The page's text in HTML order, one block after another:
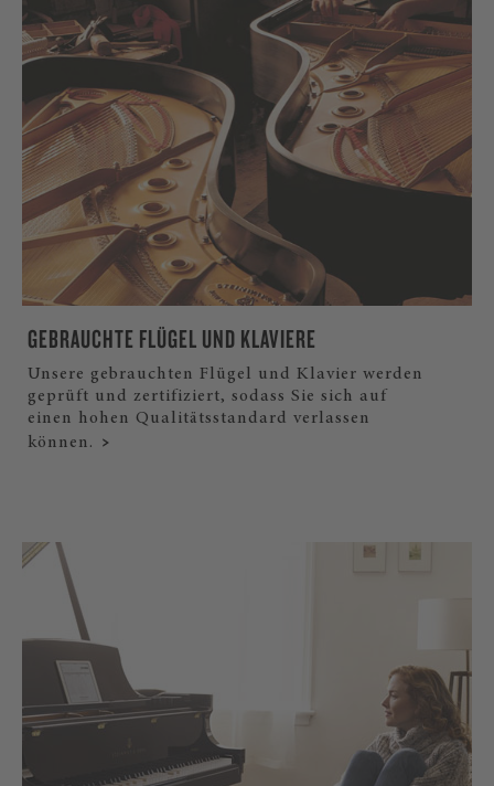
GEBRAUCHTE FLÜGEL UND KLAVIERE
Unsere gebrauchten Flügel und Klavier werden
geprüft und zertifiziert, sodass Sie sich auf
einen hohen Qualitätsstandard verlassen
können.